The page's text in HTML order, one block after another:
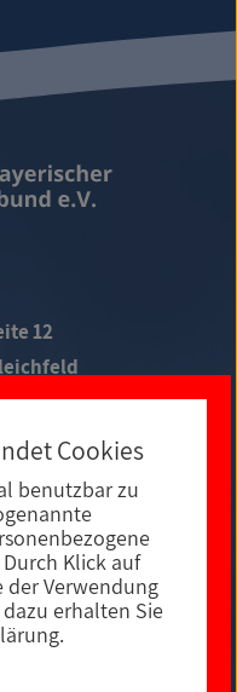
12
689-0
Cookies
benutzbar zu
Klick auf
der Verwendung
erhalten Sie